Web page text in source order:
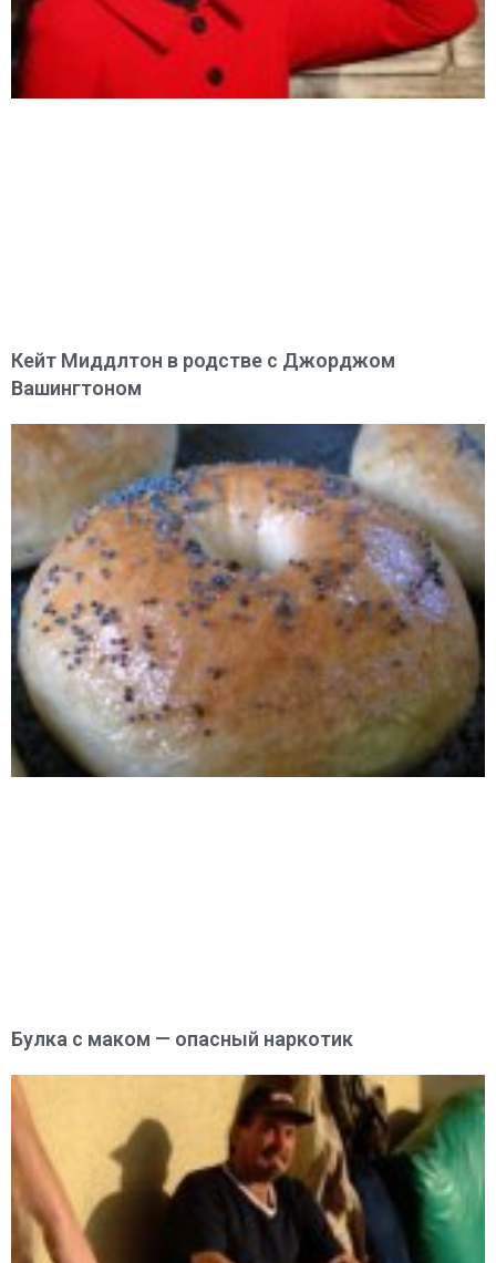
Кейт Миддлтон в родстве с Джорджом
Вашингтоном
Булка с маком — опасный наркотик